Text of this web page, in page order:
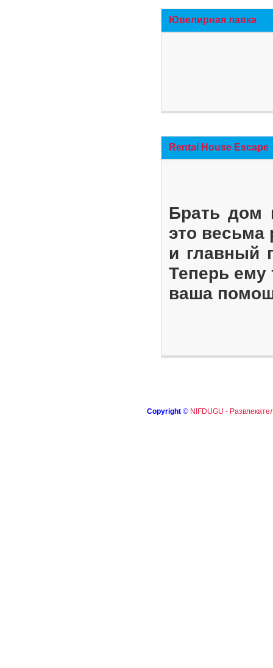
Ювелирная лавка
Rental House Escape
Брать дом
это весьма
и главный
Теперь ему
ваша
Copyright © NIFDUGU -